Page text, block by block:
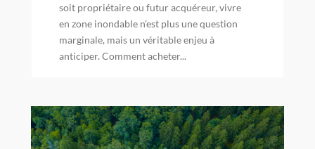
soit propriétaire ou futur acquéreur, vivre
en zone inondable n’est plus une question
marginale, mais un véritable enjeu à
anticiper. Comment acheter...